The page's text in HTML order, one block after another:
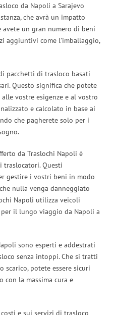
da Napoli a Sarajevo
che avrà un impatto
un gran numero di beni
aggiuntivi come l’imballaggio,
pacchetti di trasloco basati
Questo significa che potete
vostre esigenze e al vostro
e calcolato in base ai
che pagherete solo per i
da Traslochi Napoli è
traslocatori. Questi
gestire i vostri beni in modo
nulla venga danneggiato
Napoli utilizza veicoli
il lungo viaggio da Napoli a
sono esperti e addestrati
senza intoppi. Che si tratti
scarico, potete essere sicuri
con la massima cura e
e sui servizi di trasloco